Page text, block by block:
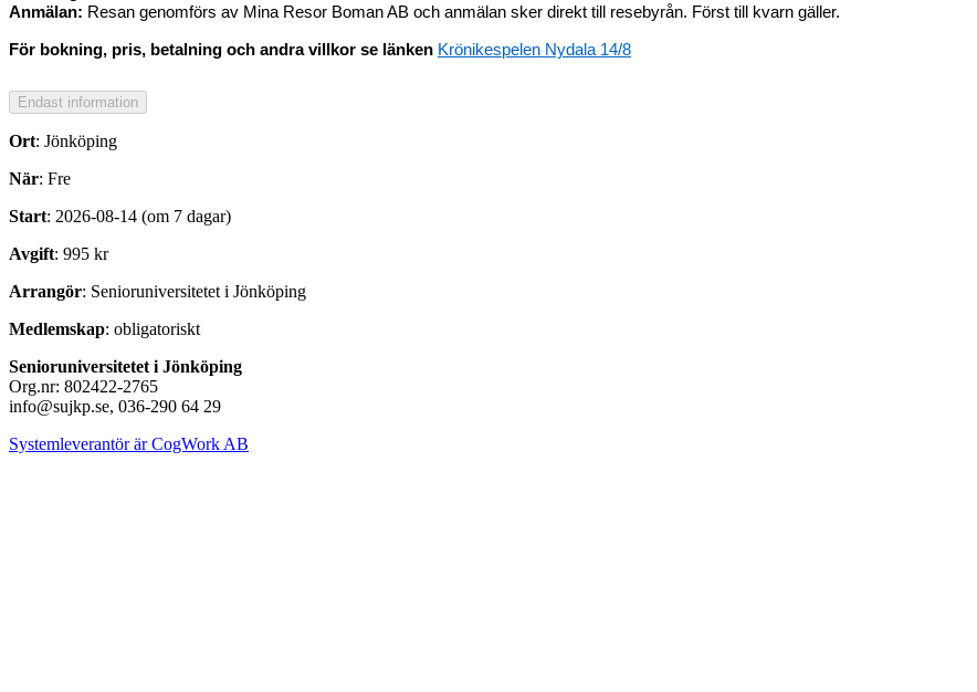
Anmälan: Resan genomförs av Mina Resor Boman AB och anmälan sker direkt till resebyrån. Först till kvarn gäller.
För bokning, pris, betalning och andra villkor se länken Krönikespelen Nydala 14/8
Ort: Jönköping
När: Fre
Start: 2026-08-14 (om 7 dagar)
Avgift: 995 kr
Arrangör: Senioruniversitetet i Jönköping
Medlemskap: obligatoriskt
Senioruniversitetet i Jönköping
Org.nr: 802422-2765
info@sujkp.se, 036-290 64 29
Systemleverantör är CogWork AB